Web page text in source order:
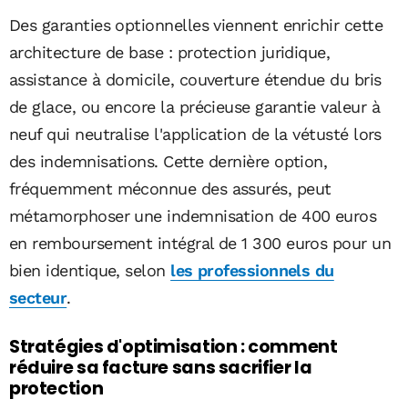
Des garanties optionnelles viennent enrichir cette
architecture de base : protection juridique,
assistance à domicile, couverture étendue du bris
de glace, ou encore la précieuse garantie valeur à
neuf qui neutralise l'application de la vétusté lors
des indemnisations. Cette dernière option,
fréquemment méconnue des assurés, peut
métamorphoser une indemnisation de 400 euros
en remboursement intégral de 1 300 euros pour un
bien identique, selon les professionnels du
secteur.
Stratégies d'optimisation : comment
réduire sa facture sans sacrifier la
protection